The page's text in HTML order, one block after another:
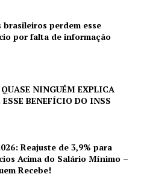
brasileiros perdem esse
por falta de informação
QUASE NINGUÉM EXPLICA
ESSE BENEFÍCIO DO INSS
Reajuste de 3,9% para
Acima do Salário Mínimo –
Recebe!